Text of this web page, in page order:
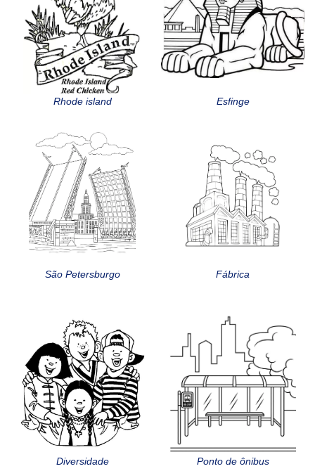
Rhode island Esfinge
São Petersburgo Fábrica
Diversidade Ponto de ônibus